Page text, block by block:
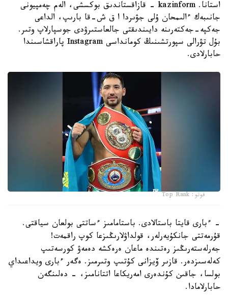
استانا. kazinform - قازاقستاندىق بوكسشى، الەم چەمپيونى
جانىبەك ءالىمحان ۇلى جۋىردا ا ق ش-قا بارىپ، الداعى
جەكپە-جەكتەرىنە دايىندىقتى جالعاستىرۋدى جوسپارلاپ وتىر.
بۇل تۋرالى سپورتشىنىڭ كومانداسى Instagram پاراقشاسىندا
حابارلادى.
فوتو: Top Rank
- ءبارى قايتا باستالادى. باستامامىز ءساتتى بولعان سياقتى.
قۇرمەتتى جانكۇيەرلەر، قولداۋلارىڭىزعا كوپ راقمەت!
جەرلەستەرىڭىز رەتىندە ماعان ەرەكشە دەمەۋ كورسەتىپ
كەلەسىزدەر. قازىر ۆيزانى كۇتىپ وتىرمىز. ەگەر ءبارى ويداعىداي
بولسا، جاقىن كۇندەرى امەريكاعا اتتانامىز، - دەلىنگەن
حابارلامادا.